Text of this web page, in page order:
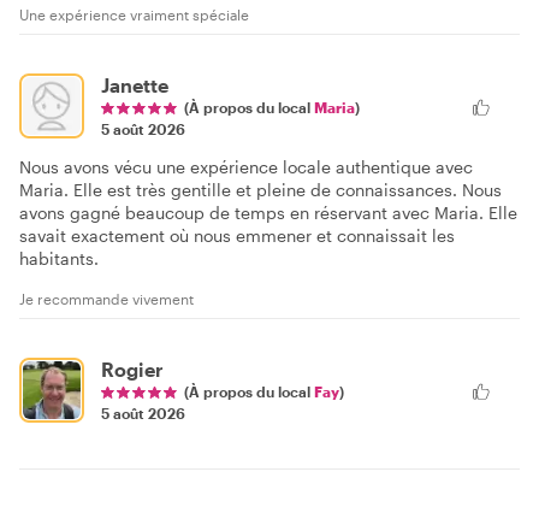
Une expérience vraiment spéciale
Janette
(À propos du local Maria)
5 août 2026
Nous avons vécu une expérience locale authentique avec
Maria. Elle est très gentille et pleine de connaissances. Nous
avons gagné beaucoup de temps en réservant avec Maria. Elle
savait exactement où nous emmener et connaissait les
habitants.
Je recommande vivement
Rogier
(À propos du local Fay)
5 août 2026